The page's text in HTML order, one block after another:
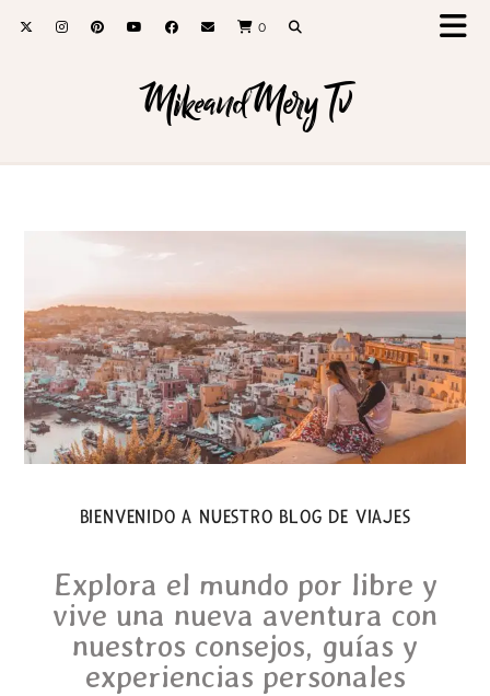
0
MikeandMery Tv
BIENVENIDO A NUESTRO BLOG DE VIAJES
Explora el mundo por libre y
vive una nueva aventura con
nuestros consejos, guías y
experiencias personales